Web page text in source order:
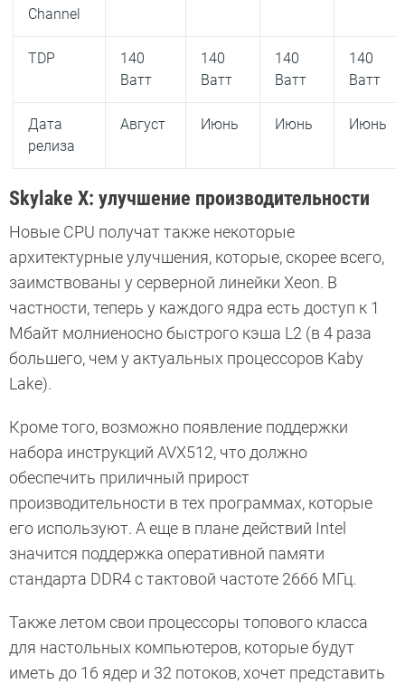
Channel
TDP
140
Ватт
140
Ватт
140
Ватт
140
Ватт
Дата
релиза
Август Июнь Июнь Июнь
Skylake X: улучшение производительности
Новые CPU получат также некоторые
архитектурные улучшения, которые, скорее всего,
заимствованы у серверной линейки Xeon. В
частности, теперь у каждого ядра есть доступ к 1
Мбайт молниеносно быстрого кэша L2 (в 4 раза
большего, чем у актуальных процессоров Kaby
Lake).
Кроме того, возможно появление поддержки
набора инструкций AVX512, что должно
обеспечить приличный прирост
производительности в тех программах, которые
его используют. А еще в плане действий Intel
значится поддержка оперативной памяти
стандарта DDR4 с тактовой частоте 2666 МГц.
Также летом свои процессоры топового класса
для настольных компьютеров, которые будут
иметь до 16 ядер и 32 потоков, хочет представить